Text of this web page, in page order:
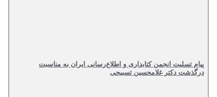
پیام تسلیت انجمن کتابداری و اطلاع‌رسانی ایران به مناسبت
درگذشت دکتر غلامحسین تسبیحی